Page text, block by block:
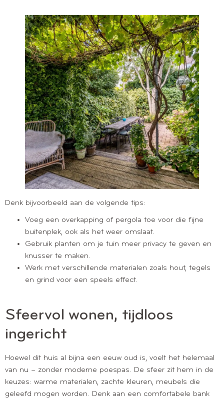
Denk bijvoorbeeld aan de volgende tips:
Voeg een overkapping of pergola toe voor die fijne
buitenplek, ook als het weer omslaat.
Gebruik planten om je tuin meer privacy te geven en
knusser te maken.
Werk met verschillende materialen zoals hout, tegels
en grind voor een speels effect.
Sfeervol wonen, tijdloos
ingericht
Hoewel dit huis al bijna een eeuw oud is, voelt het helemaal
van nu – zonder moderne poespas. De sfeer zit hem in de
keuzes: warme materialen, zachte kleuren, meubels die
geleefd mogen worden. Denk aan een comfortabele bank